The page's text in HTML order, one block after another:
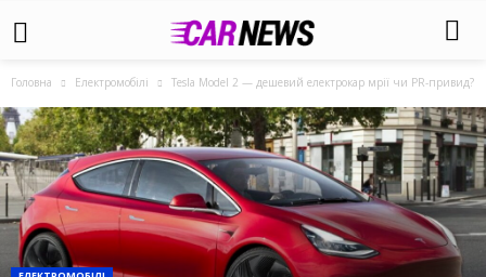
Головна Електромобілі Tesla Model 2 — дешевий електрокар мрії чи PR-привид?